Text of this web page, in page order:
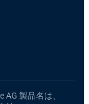
製品名は、